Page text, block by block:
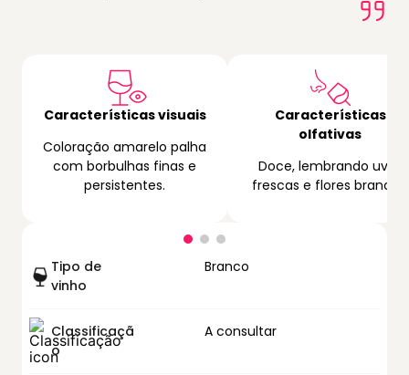
Tipo de
vinho
Branco
Classificaçã
o
A consultar
Características visuais
Coloração amarelo palha
com borbulhas finas e
persistentes.
Características
olfativas
Doce, lembrando uvas
frescas e flores brancas.